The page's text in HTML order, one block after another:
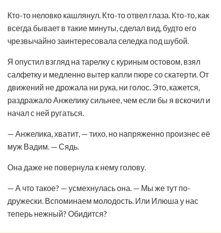
Кто-то неловко кашлянул. Кто-то отвел глаза. Кто-то, как
всегда бывает в такие минуты, сделал вид, будто его
чрезвычайно заинтересовала селедка под шубой.
Я опустил взгляд на тарелку с куриным остовом, взял
салфетку и медленно вытер капли пюре со скатерти. От
движений не дрожала ни рука, ни голос. Это, кажется,
раздражало Анжелику сильнее, чем если бы я вскочил и
начал с ней ругаться.
— Анжелика, хватит, — тихо, но напряженно произнес её
муж Вадим. — Сядь.
Она даже не повернула к нему голову.
— А что такое? — усмехнулась она. — Мы же тут по-
дружески. Вспоминаем молодость. Или Илюша у нас
теперь нежный? Обидится?